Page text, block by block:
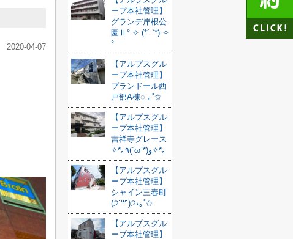
2020-04-07
ープ本社管理】
グランデ岸根公
園Ⅱ° ✧ (*´ `*) ✧
°
【アルプスグル
ープ本社管理】
プランドール西
戸部A棟◌ ｡˚✩
【アルプスグル
ープ本社管理】
吉祥寺グレース
✧*｡٩(ˊωˋ*)و✧*｡
【アルプスグル
ープ本社管理】
シャイン三春町
(੭˙꒳​˙)੭⋆｡˚✩
【アルプスグル
ープ本社管理】